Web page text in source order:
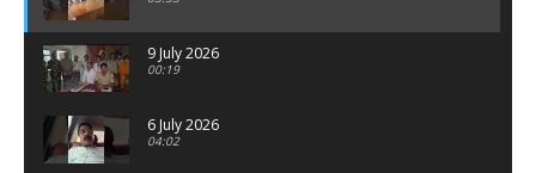
9 July 2026
00:19
6 July 2026
04:02